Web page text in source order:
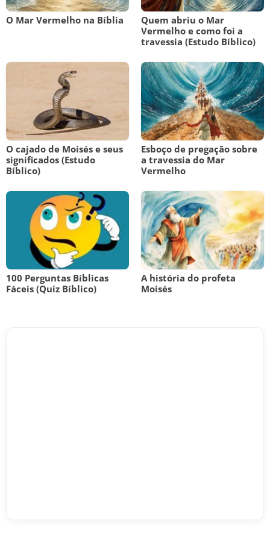
O Mar Vermelho na Bíblia
Quem abriu o Mar
Vermelho e como foi a
travessia (Estudo Bíblico)
O cajado de Moisés e seus
significados (Estudo
Bíblico)
Esboço de pregação sobre
a travessia do Mar
Vermelho
100 Perguntas Bíblicas
Fáceis (Quiz Bíblico)
A história do profeta
Moisés